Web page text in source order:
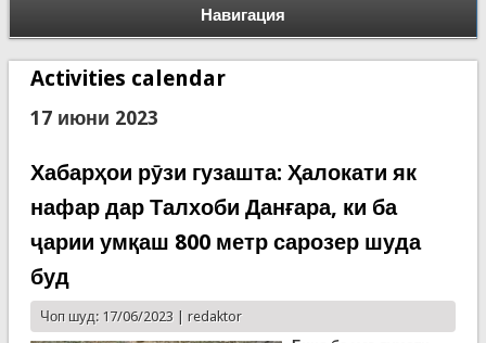
Навигация
Activities calendar
17 июни 2023
Хабарҳои рӯзи гузашта: Ҳалокати як
нафар дар Талхоби Данғара, ки ба
ҷарии умқаш 800 метр сарозер шуда
буд
Чоп шуд: 17/06/2023 | redaktor